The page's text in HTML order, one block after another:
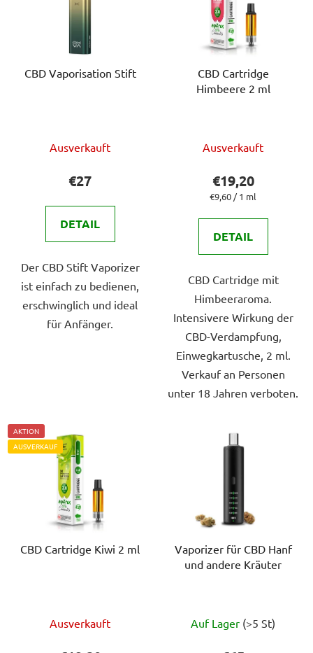
CBD Vaporisation Stift
durchschnittliche
5,0
von
Sternen.
Ausverkauft
€27
DETAIL
Der CBD Stift Vaporizer
ist einfach zu bedienen,
erschwinglich und ideal
für Anfänger.
CBD Cartridge
Himbeere 2 ml
ist
Ausverkauft
€19,20
Verkaufspreis:
€9,60 / 1 ml
DETAIL
CBD Cartridge mit
Himbeeraroma.
Intensivere Wirkung der
CBD-Verdampfung,
Einwegkartusche, 2 ml.
Verkauf an Personen
unter 18 Jahren verboten.
AKTION
AUSVERKAUF
CBD Cartridge Kiwi 2 ml
durchschnittliche
Produktbewertung
Ausverkauft
Vaporizer für CBD Hanf
und andere Kräuter
Auf Lager (>5 St)